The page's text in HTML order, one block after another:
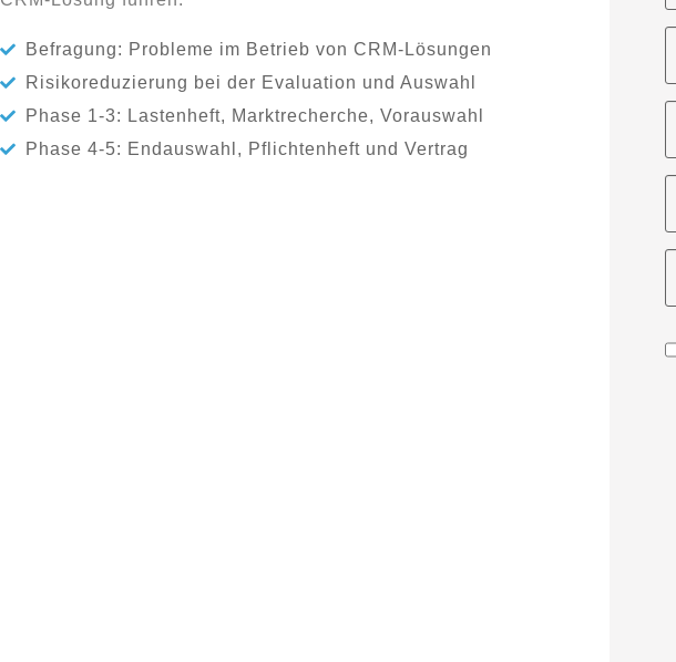
Befragung: Probleme im Betrieb von CRM-Lösungen
Risikoreduzierung bei der Evaluation und Auswahl
Phase 1-3: Lastenheft, Marktrecherche, Vorauswahl
Phase 4-5: Endauswahl, Pflichtenheft und Vertrag